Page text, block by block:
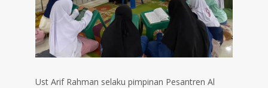
Ust Arif Rahman selaku pimpinan Pesantren Al